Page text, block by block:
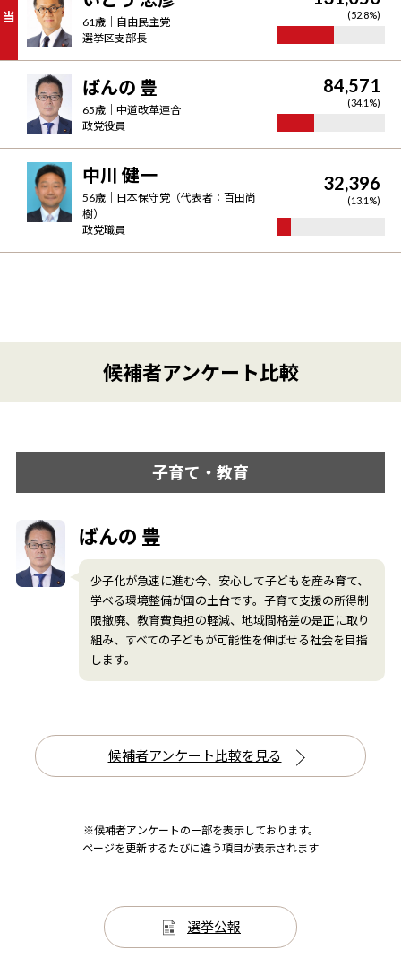
当 61歳｜ 自由民主党
選挙区支部長
(52.8%)
ばんの 豊
65歳｜ 中道改革連合
政党役員
84,571
(34.1 %)
中川 健一
56歳｜ 日本保守党（代表者：百田尚
樹）
政党職員
32,396
(13.1 %)
候補者アンケート比較
子育て・教育
ばんの 豊
少子化が急速に進む今、安心して子どもを産み育て、
学べる環境整備が国の土台です。子育て支援の所得制
限撤廃、教育費負担の軽減、地域間格差の是正に取り
組み、すべての子どもが可能性を伸ばせる社会を目指
します。
候補者アンケート比較を見る
※候補者アンケートの一部を表示しております。
ページを更新するたびに違う項目が表示されます
選挙公報